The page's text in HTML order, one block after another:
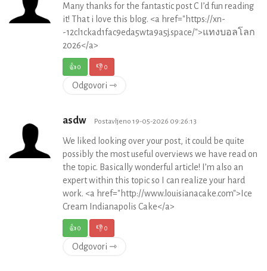
Many thanks for the fantastic post C I’d fun reading
it! That i love this blog. <a href="https://xn-
-12cl1ckad1fac9eda5wta9a5j.space/">แทงบอลโลก
2026</a>
👍0 👎0
Odgovori ⇾
asdw Postavljeno 19-05-2026 09:26:13
We liked looking over your post, it could be quite
possibly the most useful overviews we have read on
the topic. Basically wonderful article! I’m also an
expert within this topic so I can realize your hard
work. <a href="http://www.louisianacake.com">Ice
Cream Indianapolis Cake</a>
👍0 👎0
Odgovori ⇾